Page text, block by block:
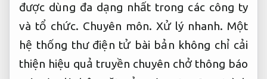
được dùng đa dạng nhất trong các công ty
và tổ chức. Chuyên môn. Xử lý nhanh. Một
hệ thống thư điện tử bài bản không chỉ cải
thiện hiệu quả truyền chuyên chở thông báo